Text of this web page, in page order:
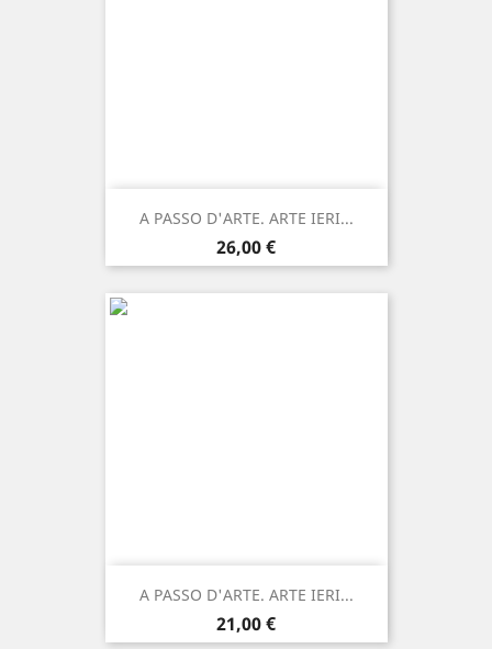
A PASSO D'ARTE. ARTE IERI...
Prezzo
26,00 €
A PASSO D'ARTE. ARTE IERI...
Prezzo
21,00 €